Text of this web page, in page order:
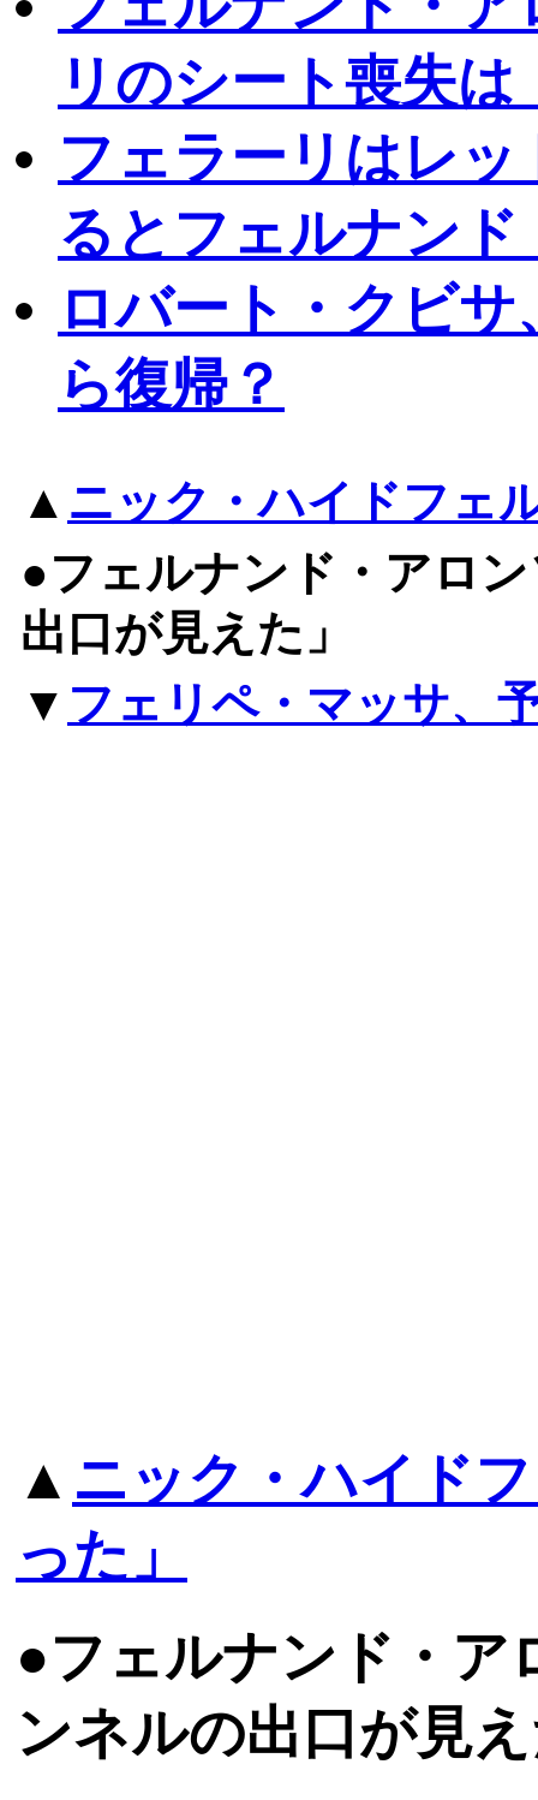
リのシート喪失
フェラーリはレ
るとフェルナン
ロバート・クビ
ら復帰？
▲ ニック・ハイドフェ
●フェルナンド・アロ
出口が見えた」
▼ フェリペ・マッサ、
▲ ニック・ハイド
った」
●フェルナンド・ア
ンネルの出口が見